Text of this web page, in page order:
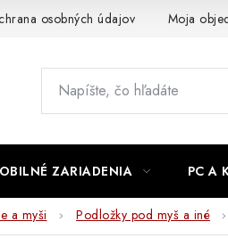
osobných údajov Moja
ZARIADENIA PC A
a myši Podložky pod myš a iné